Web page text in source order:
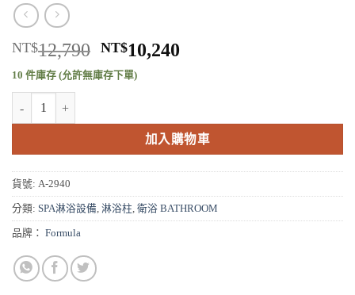
NT$12,790 原
始
NT$12,790。
NT$10,240
NT$10,240。
10 件庫存 (允許無庫存下單)
加入購物車
貨號: A-2940
分類: SPA淋浴設備, 淋浴柱, 衛浴 BATHROOM
品牌： Formula